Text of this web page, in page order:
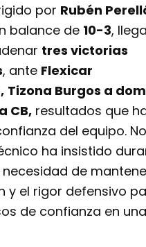
por Rubén
balance de 10-3,
tres victorias
, ante Flexicar
Tizona Burgos a
CB, resultados que
del equipo. No
ha insistido
de
y el rigor defensivo
de confianza en